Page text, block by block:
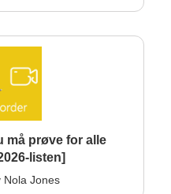
må prøve for alle
listen]
Nola Jones